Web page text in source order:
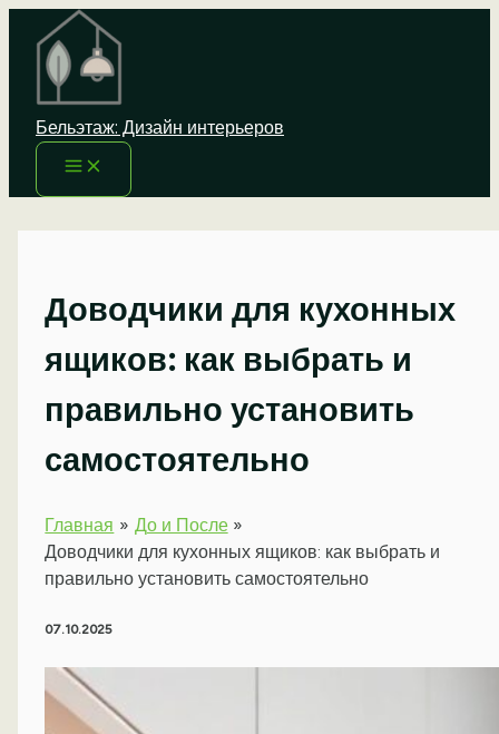
Перейти
содержимому
Бельэтаж: Дизайн интерьеров
Доводчики для кухонных
ящиков: как выбрать и
правильно установить
самостоятельно
Главная
До и После
Доводчики для кухонных ящиков: как выбрать и
правильно установить самостоятельно
07.10.2025